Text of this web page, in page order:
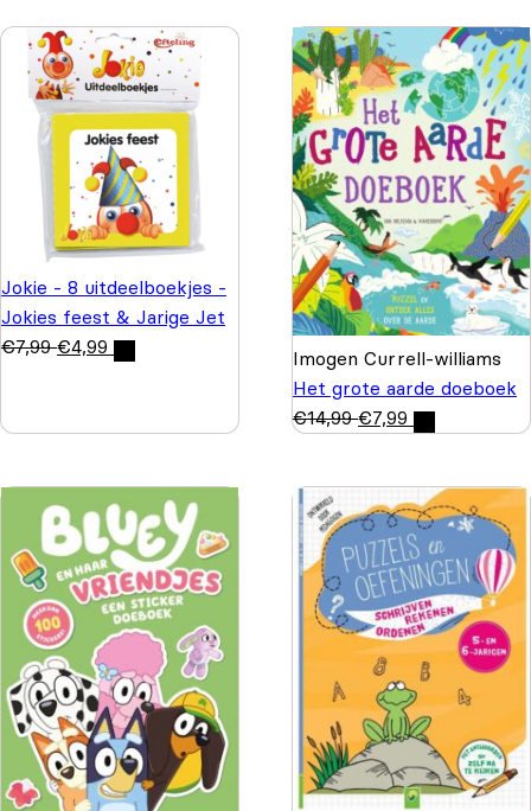
Jokie - 8 uitdeelboekjes -
Jokies feest & Jarige Jet
€7,99 €4,99
Imogen Currell-williams
Het grote aarde doeboek
€14,99 €7,99